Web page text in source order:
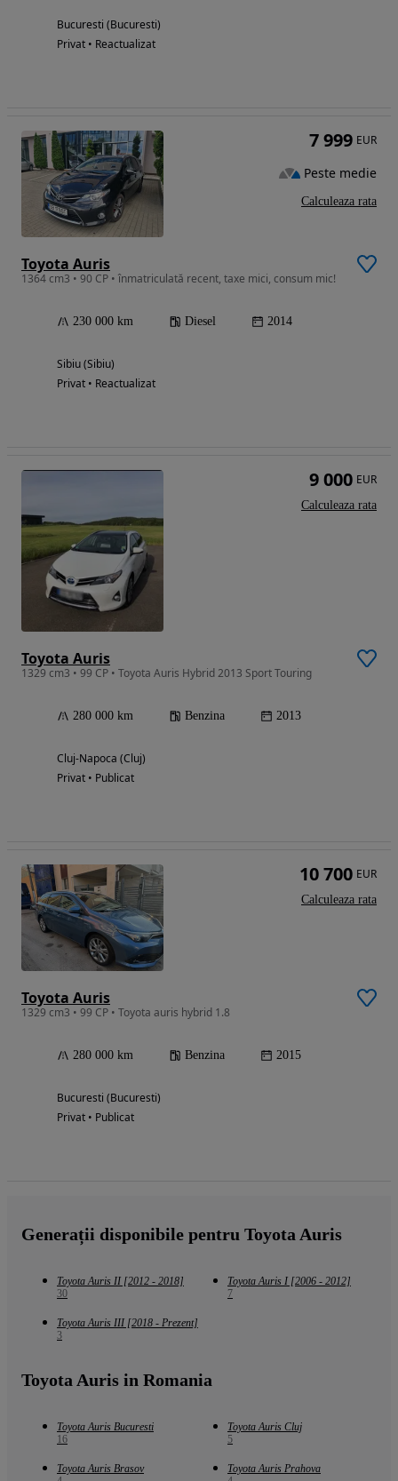
Bucuresti (Bucuresti)
Privat • Reactualizat
Toyota Auris
1364 cm3 • 90 CP • înmatriculată recent, taxe mici, consum mic!
230 000 km Diesel 2014
Sibiu (Sibiu)
Privat • Reactualizat
7 999 EUR
Peste medie
Calculeaza rata
Toyota Auris
1329 cm3 • 99 CP • Toyota Auris Hybrid 2013 Sport Touring
280 000 km Benzina 2013
Cluj-Napoca (Cluj)
Privat • Publicat
9 000 EUR
Calculeaza rata
Toyota Auris
1329 cm3 • 99 CP • Toyota auris hybrid 1.8
280 000 km Benzina 2015
Bucuresti (Bucuresti)
Privat • Publicat
10 700 EUR
Calculeaza rata
Generații disponibile pentru Toyota Auris
Toyota Auris II [2012 - 2018]
30
Toyota Auris I [2006 - 2012]
7
Toyota Auris III [2018 - Prezent]
3
Toyota Auris in Romania
Toyota Auris Bucuresti
16
Toyota Auris Cluj
5
Toyota Auris Brasov
Toyota Auris Prahova